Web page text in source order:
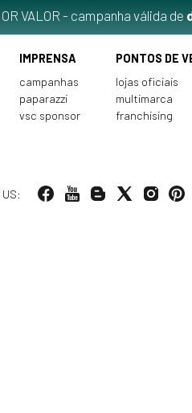
VALOR - campanha válida de
IMPRENSA
campanhas
paparazzi
vsc sponsor
PONTOS DE
lojas oficiais
multimarca
franchising